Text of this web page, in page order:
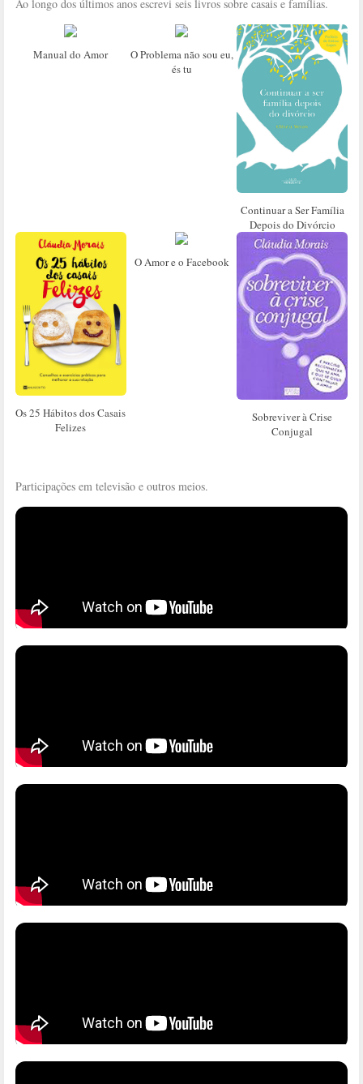
Ao longo dos últimos anos escrevi seis livros sobre casais e famílias.
Manual do Amor
O Problema não sou eu,
és tu
Continuar a Ser Família
Depois do Divórcio
Os 25 Hábitos dos Casais
Felizes
O Amor e o Facebook
Sobreviver à Crise
Conjugal
Participações em televisão e outros meios.